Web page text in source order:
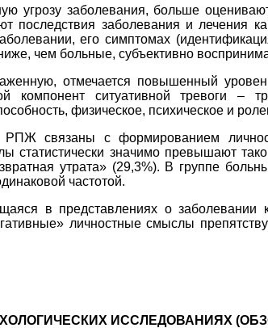
заболевания, больше
последствия заболевания и лечения
его симптомах
чем больные, субъективно
отмечается повышенный
компонент ситуативной тревоги –
физическое, психическое и
РПЖ связаны с формированием
значимо превышают
утрата» (29,3%). В группе
частотой.
в представлениях о
личностные смыслы
ИССЛЕДОВАНИЯХ